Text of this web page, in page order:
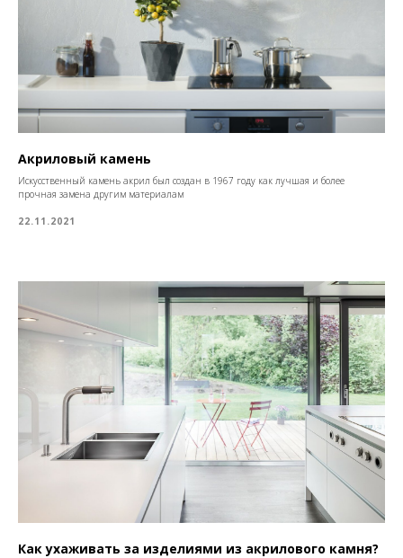
Акриловый камень
Искусственный камень акрил был создан в 1967 году как лучшая и более
прочная замена другим материалам
22.11.2021
Как ухаживать за изделиями из акрилового камня?